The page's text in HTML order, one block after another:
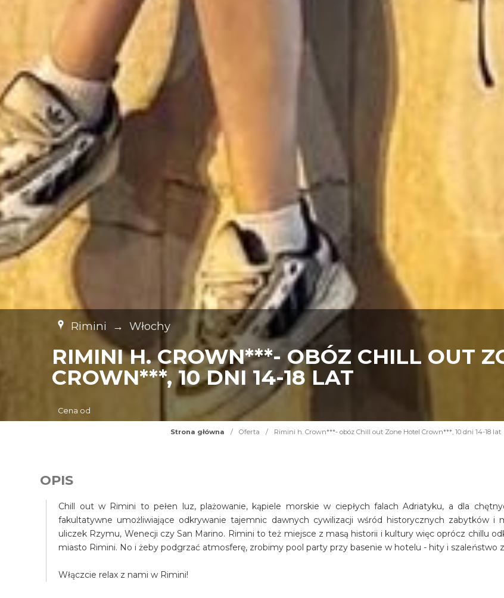
Rimini → Włochy
RIMINI H. CROWN***- OBÓZ CHILL OUT
CROWN***, 10 DNI 14-18 LAT
Cena od
Strona główna / Oferta / Rimini h. Crown***- obóz Chill out Zone Hotel Crown***, 10 dni 14-18 lat
OPIS
Chill out w Rimini to pełen luz, plażowanie, kąpiele morskie w ciepłych falach Adriatyku, a dla
fakultatywne umożliwiające odkrywanie tajemnic dawnych cywilizacji wśród historycznych zabytków i
uliczek Rzymu, Wenecji czy San Marino. Rimini to też miejsce z masą historii i kultury więc oprócz chillu
miasto Rimini. No i żeby podgrzać atmosferę, zrobimy pool party przy basenie w hotelu - hity i szaleństwo
Włączcie relax z nami w Rimini!